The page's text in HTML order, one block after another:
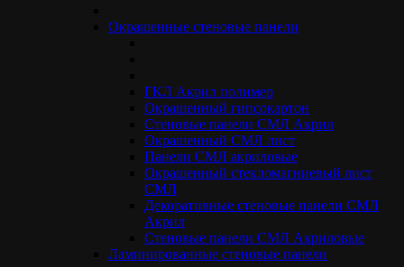
Окрашенные стеновые панели
ГКЛ Акрил полимер
Окрашенный гипсокартон
Стеновые панели СМЛ Акрил
Окрашенный СМЛ лист
Панели СМЛ акриловые
Окрашенный стекломагниевый лист
СМЛ
Декоративные стеновые панели СМЛ
Акрил
Стеновые панели СМЛ Акриловые
Ламинированные стеновые панели
экономия. Готовое решение напрямую от
ПОЛУЧИТЬ РАСЧЕТ СКИДКИ
Антибактериальные панели устанавливают в помещениях с